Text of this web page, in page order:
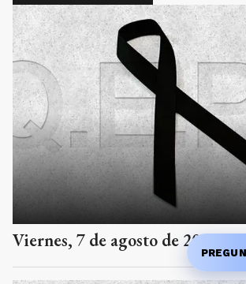
Viernes, 7 de agosto de 2026